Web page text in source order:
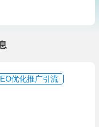
优化推广引流